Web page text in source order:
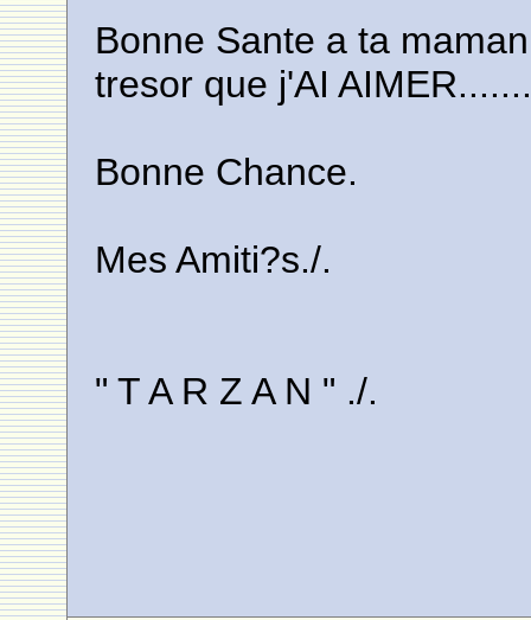
Bonne Sante a ta
tresor que j'AI
Bonne Chance.
Mes Amiti?s./.
" T A R Z A N " ./.